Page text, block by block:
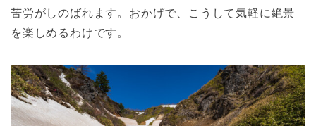
苦労がしのばれます。おかげで、こうして気軽に絶景
を楽しめるわけです。